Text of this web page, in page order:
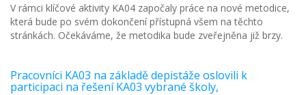
V rámci klíčové aktivity KA04 započaly práce na nové metodice,
která bude po svém dokončení přístupná všem na těchto
stránkách. Očekáváme, že metodika bude zveřejněna již brzy.
Pracovníci KA03 na základě depistáže oslovili k
participaci na řešení KA03 vybrané školy,